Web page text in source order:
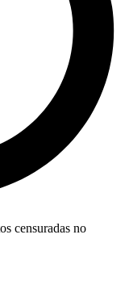
censuradas no